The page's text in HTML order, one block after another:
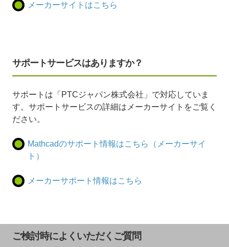
メーカーサイトはこちら
サポートサービスはありますか？
サポートは「PTCジャパン株式会社」で対応していま
す。サポートサービスの詳細はメーカーサイトをご覧く
ださい。
Mathcadのサポート情報はこちら（メーカーサイ
ト）
メーカーサポート情報はこちら
ご検討時によくいただくご質問